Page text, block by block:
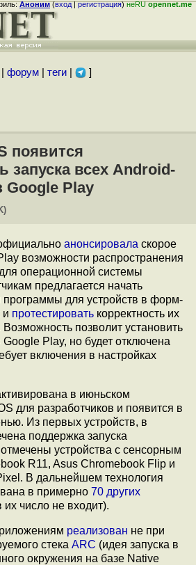
Аноним(вход|регистрация)неRUopennet.me
форум| теги| ]
появится
запуска всех Android-
Google Play
анонсировала скорое
возможности распространения
операционной системы
предлагается начать
программы для устройств в форм-
и протестировать корректность их
позволит установить
Play, но будет отключена
включения в настройках
в июньском
для разработчиков и появится в
Из первых устройств, в
поддержка запуска
устройства с сенсорным
R11, Asus Chromebook Flip и
В дальнейшем технология
в примерно 70 других
их число не входит).
реализован не при
стека ARC (идея запуска в
окружения на базе Native